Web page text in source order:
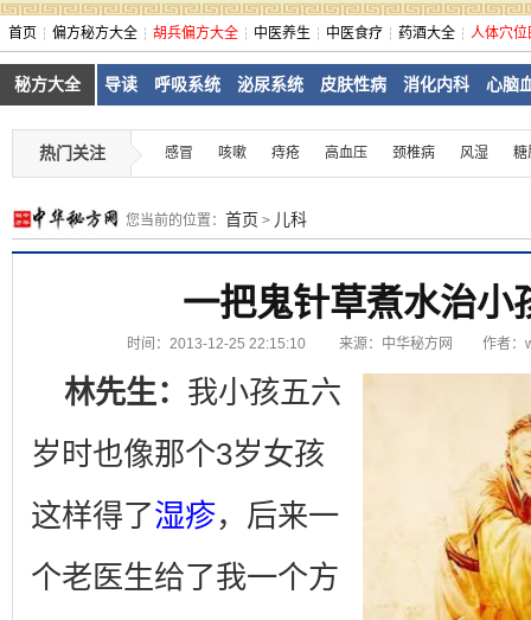
首页 偏方秘方大全 胡兵偏方大全 中医养生 中医食疗 药酒大全 人体穴位
秘方大全 导读 呼吸系统 泌尿系统 皮肤性病 消化内科 心脑
热门关注 感冒 咳嗽 痔疮 高血压 颈椎病 风湿 糖
您当前的位置： 首页 > 儿科
一把鬼针草煮水治小
时间：2013-12-25 22:15:10 来源： 中华秘方网 作者：
林先生： 我小孩五六
岁时也像那个3岁女孩
这样得了湿疹，后来一
个老医生给了我一个方